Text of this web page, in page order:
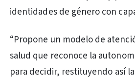
identidades de género con
“Propone un modelo de
salud que reconoce la
para decidir, restituyendo así